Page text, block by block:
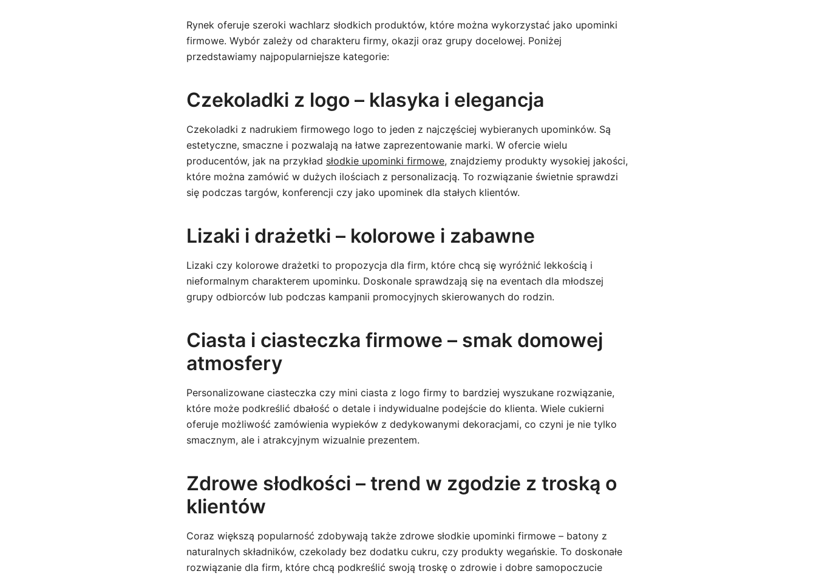
Rynek oferuje szeroki wachlarz słodkich produktów, które można wykorzystać jako upominki
firmowe. Wybór zależy od charakteru firmy, okazji oraz grupy docelowej. Poniżej
przedstawiamy najpopularniejsze kategorie:
Czekoladki z logo – klasyka i elegancja
Czekoladki z nadrukiem firmowego logo to jeden z najczęściej wybieranych upominków. Są
estetyczne, smaczne i pozwalają na łatwe zaprezentowanie marki. W ofercie wielu
producentów, jak na przykład słodkie upominki firmowe, znajdziemy produkty wysokiej jakości,
które można zamówić w dużych ilościach z personalizacją. To rozwiązanie świetnie sprawdzi
się podczas targów, konferencji czy jako upominek dla stałych klientów.
Lizaki i drażetki – kolorowe i zabawne
Lizaki czy kolorowe drażetki to propozycja dla firm, które chcą się wyróżnić lekkością i
nieformalnym charakterem upominku. Doskonale sprawdzają się na eventach dla młodszej
grupy odbiorców lub podczas kampanii promocyjnych skierowanych do rodzin.
Ciasta i ciasteczka firmowe – smak domowej
atmosfery
Personalizowane ciasteczka czy mini ciasta z logo firmy to bardziej wyszukane rozwiązanie,
które może podkreślić dbałość o detale i indywidualne podejście do klienta. Wiele cukierni
oferuje możliwość zamówienia wypieków z dedykowanymi dekoracjami, co czyni je nie tylko
smacznym, ale i atrakcyjnym wizualnie prezentem.
Zdrowe słodkości – trend w zgodzie z troską o
klientów
Coraz większą popularność zdobywają także zdrowe słodkie upominki firmowe – batony z
naturalnych składników, czekolady bez dodatku cukru, czy produkty wegańskie. To doskonałe
rozwiązanie dla firm, które chcą podkreślić swoją troskę o zdrowie i dobre samopoczucie